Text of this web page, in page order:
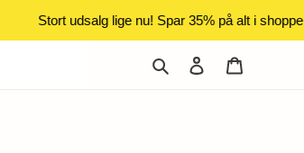
Stort udsalg lige nu! Spar 35% på alt i shoppen!
Søg Log ind